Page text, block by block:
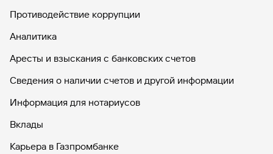
Противодействие коррупции
Аналитика
Аресты и взыскания с банковских счетов
Сведения о наличии счетов и другой информации
Информация для нотариусов
Вклады
Карьера в Газпромбанке